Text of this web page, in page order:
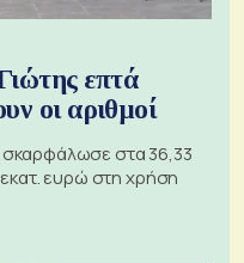
επτά
οι αριθμοί
στα 36,33
ευρώ στη χρήση